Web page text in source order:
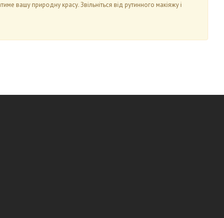
вашу природну красу. Звільніться від рутинного макіяжу і